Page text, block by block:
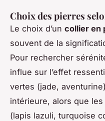
Choix des pierres
Le choix d’un collier en
souvent de la
Pour rechercher
influe sur l’effet
vertes (jade,
intérieure, alors que
(lapis lazuli, turquoise